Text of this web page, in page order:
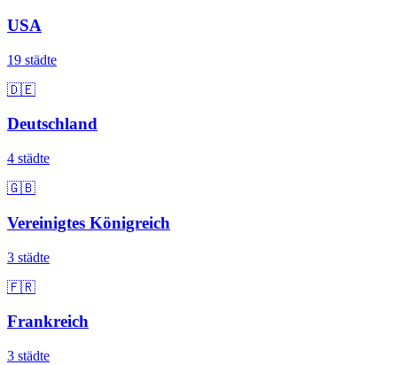
USA
19 städte
🇩🇪
Deutschland
4 städte
🇬🇧
Vereinigtes Königreich
3 städte
🇫🇷
Frankreich
3 städte